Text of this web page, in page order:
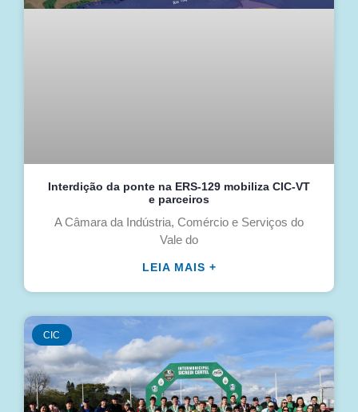
Interdição da ponte na ERS-129 mobiliza CIC-VT
e parceiros
A Câmara da Indústria, Comércio e Serviços do
Vale do
LEIA MAIS +
CIC